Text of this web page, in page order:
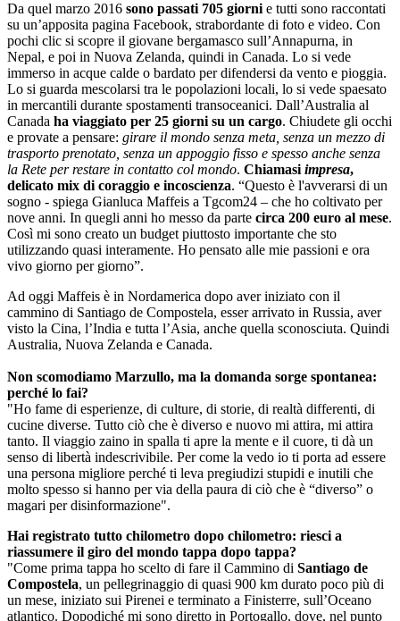
Da quel marzo 2016 sono passati 705 giorni e tutti sono raccontati
su un’apposita pagina Facebook, strabordante di foto e video. Con
pochi clic si scopre il giovane bergamasco sull’Annapurna, in
Nepal, e poi in Nuova Zelanda, quindi in Canada. Lo si vede
immerso in acque calde o bardato per difendersi da vento e pioggia.
Lo si guarda mescolarsi tra le popolazioni locali, lo si vede spaesato
in mercantili durante spostamenti transoceanici. Dall’Australia al
Canada ha viaggiato per 25 giorni su un cargo. Chiudete gli occhi
e provate a pensare: girare il mondo senza meta, senza un mezzo di
trasporto prenotato, senza un appoggio fisso e spesso anche senza
la Rete per restare in contatto col mondo. Chiamasi impresa,
delicato mix di coraggio e incoscienza. “Questo è l'avverarsi di un
sogno - spiega Gianluca Maffeis a Tgcom24 – che ho coltivato per
nove anni. In quegli anni ho messo da parte circa 200 euro al mese.
Così mi sono creato un budget piuttosto importante che sto
utilizzando quasi interamente. Ho pensato alle mie passioni e ora
vivo giorno per giorno”.
Ad oggi Maffeis è in Nordamerica dopo aver iniziato con il
cammino di Santiago de Compostela, esser arrivato in Russia, aver
visto la Cina, l’India e tutta l’Asia, anche quella sconosciuta. Quindi
Australia, Nuova Zelanda e Canada.
Non scomodiamo Marzullo, ma la domanda sorge spontanea:
perché lo fai?
"Ho fame di esperienze, di culture, di storie, di realtà differenti, di
cucine diverse. Tutto ciò che è diverso e nuovo mi attira, mi attira
tanto. Il viaggio zaino in spalla ti apre la mente e il cuore, ti dà un
senso di libertà indescrivibile. Per come la vedo io ti porta ad essere
una persona migliore perché ti leva pregiudizi stupidi e inutili che
molto spesso si hanno per via della paura di ciò che è “diverso” o
magari per disinformazione".
Hai registrato tutto chilometro dopo chilometro: riesci a
riassumere il giro del mondo tappa dopo tappa?
"Come prima tappa ho scelto di fare il Cammino di Santiago de
Compostela, un pellegrinaggio di quasi 900 km durato poco più di
un mese, iniziato sui Pirenei e terminato a Finisterre, sull’Oceano
atlantico. Dopodiché mi sono diretto in Portogallo, dove, nel punto